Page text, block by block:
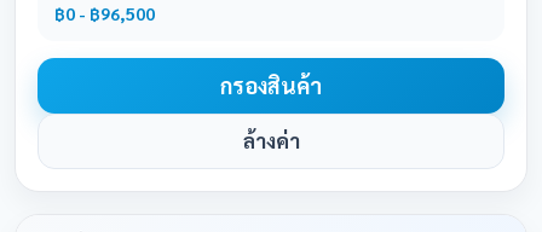
฿0 - ฿96,500
กรองสินค้า
ล้างค่า